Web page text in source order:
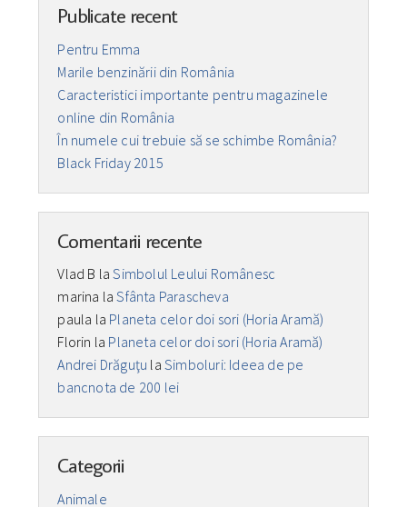
Publicate recent
Pentru Emma
Marile benzinării din România
Caracteristici importante pentru magazinele
online din România
În numele cui trebuie să se schimbe România?
Black Friday 2015
Comentarii recente
Vlad B laSimbolul Leului Românesc
marina laSfânta Parascheva
paula la Planeta celor doi sori (Horia Aramă)
Florin la Planeta celor doi sori (Horia Aramă)
Andrei Drăguţu laSimboluri: Ideea de pe
bancnota de 200 lei
Categorii
Animale